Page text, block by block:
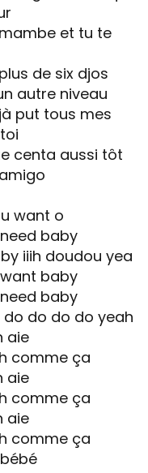
et tu te
de six djos
autre niveau
put tous mes
centa aussi tôt
want o
baby
iiih doudou yea
baby
baby
do do do yeah
aie
comme ça
aie
comme ça
aie
comme ça